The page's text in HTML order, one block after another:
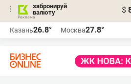
забронируй
валюту
$
Казань26.8° Москва27.8°